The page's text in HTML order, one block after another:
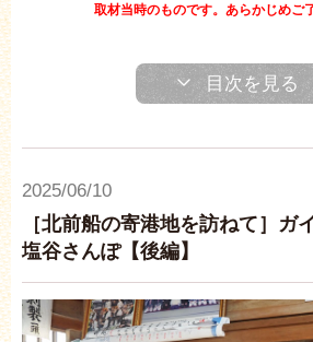
取材当時のものです。あらかじめご
目次を見る
2025/06/10
［北前船の寄港地を訪ねて］ガ
塩谷さんぽ【後編】